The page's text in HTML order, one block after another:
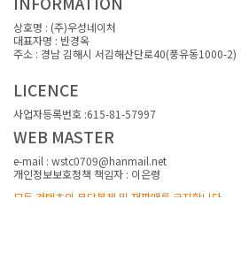
상호명 : (주)우성네이처
대표자명 : 반경옥
주소 : 경남 김해시 서김해산단로40(풍유동1000-2)
LICENCE
사업자등록번호 :615-81-57997
WEB MASTER
e-mail : wstc0709@hanmail.net
개인정보보호정책 책임자 : 이은령
모든 컨텐츠의 무단복제 및 재판매를 금지합니다.